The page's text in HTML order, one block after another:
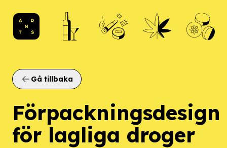
ANDTS logo
Gå tillbaka
Förpackningsdesign
för lagliga droger